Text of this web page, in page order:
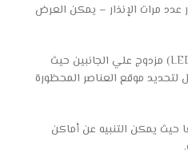
مرات الإنذار – يمكن العرض
● 6 مناطق إستشعار مع مؤشر (LED) مزدوج علي الجانبين حيث
موقع العناصر المحظورة
حيث يمكن التنبيه عن أماكن